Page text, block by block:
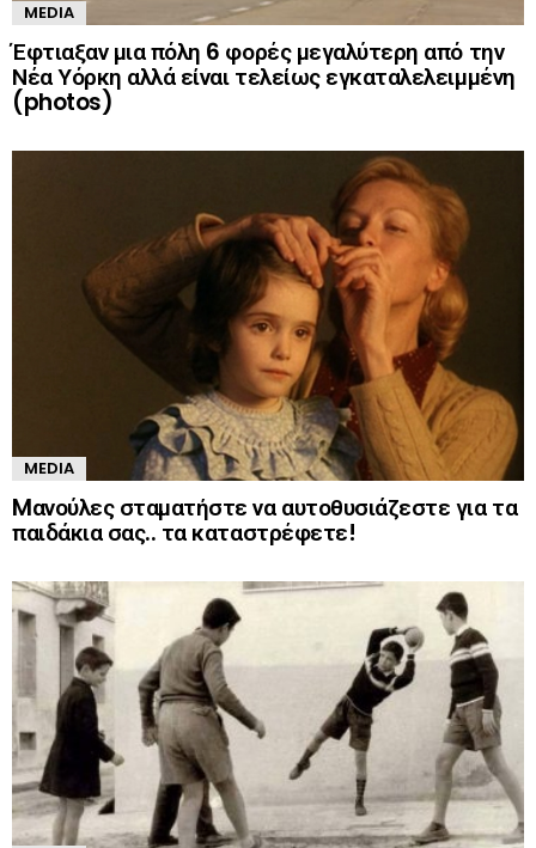
MEDIA
Έφτιαξαν μια πόλη 6 φορές μεγαλύτερη από την
Νέα Υόρκη αλλά είναι τελείως εγκαταλελειμμένη
(photos)
MEDIA
Mανούλες σταματήστε να αυτοθυσιάζεστε για τα
παιδάκια σας.. τα καταστρέφετε!